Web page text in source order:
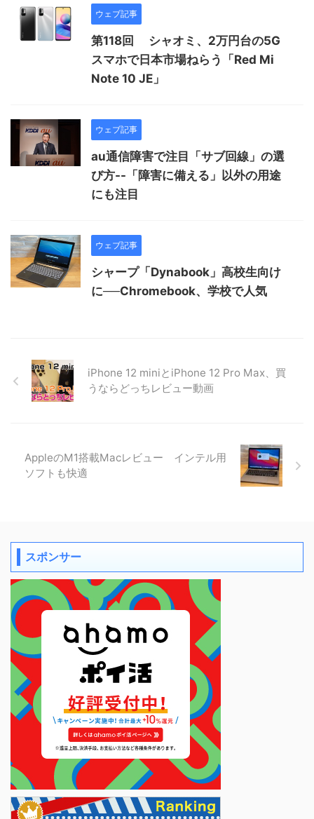
ウェブ記事
第118回 シャオミ、2万円台の5G
スマホで日本市場ねらう「Red Mi
Note 10 JE」
ウェブ記事
au通信障害で注目「サブ回線」の選
び方--「障害に備える」以外の用途
にも注目
ウェブ記事
シャープ「Dynabook」高校生向け
に──Chromebook、学校で人気
iPhone 12 miniとiPhone 12 Pro Max、買
うならどっちレビュー動画
AppleのM1搭載Macレビュー インテル用
ソフトも快適
スポンサー